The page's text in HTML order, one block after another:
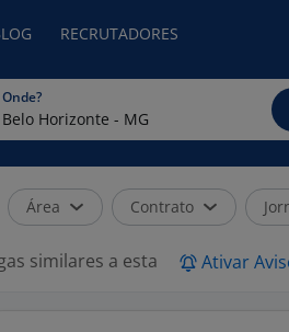
RECRUTADORES
Onde?
Área Contrato
similares a esta Ativar